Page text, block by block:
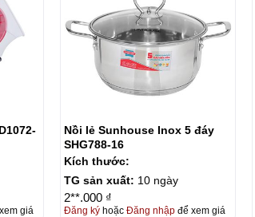
giá
Nồi lẻ Sunhouse Inox 5 đáy
SHG788-16
Kích thước:
TG sản xuất: 10 ngày
2**.000 ₫
Đăng kýhoặc Đăng nhậpđể xem giá